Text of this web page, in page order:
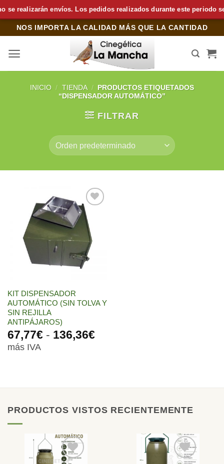
se realizarán envíos. Los pedidos realizados durante este periodo
Saltar
contenido
NOS IMPORTA LA CALIDAD MÁS QUE LA CANTIDAD
INICIO / TIENDA / PRODUCTOS ETIQUETADOS
“DISPENSADOR AUTOMÁTICO”
FILTRAR
Añadir
a la
lista de
deseos
KIT DISPENSADOR
AUTOMÁTICO (SIN TOLVA Y
SIN REJILLA
ANTIPÁJAROS)
67,77€ - 136,36€Rango
hasta
más IVA
PRODUCTOS VISTOS RECIENTEMENTE